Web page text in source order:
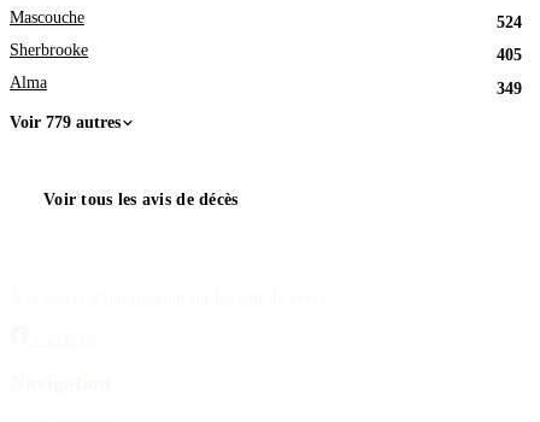
Mascouche
524
Sherbrooke
405
Alma
349
Voir 779 autres
Voir tous les avis de décès